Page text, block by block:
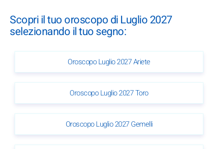
Scopri il tuo oroscopo di Luglio 2027
selezionando il tuo segno:
Oroscopo Luglio 2027 Ariete
Oroscopo Luglio 2027 Toro
Oroscopo Luglio 2027 Gemelli